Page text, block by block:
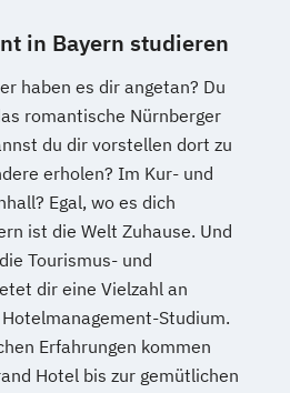
in Bayern studieren
haben es dir angetan? Du
romantische Nürnberger
du dir vorstellen dort zu
erholen? Im Kur- und
Egal, wo es dich
ist die Welt Zuhause. Und
Tourismus- und
dir eine Vielzahl an
Studium.
Erfahrungen kommen
Hotel bis zur gemütlichen